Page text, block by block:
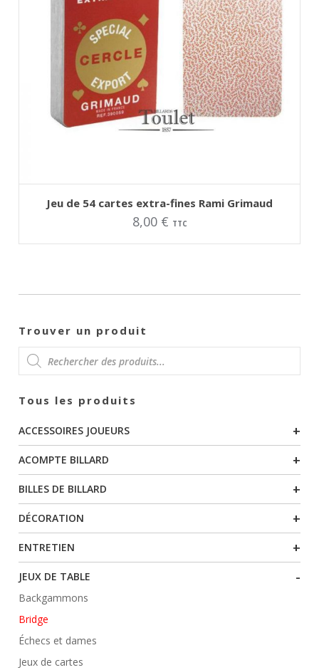
Trouver un produit
RECHERCHE
DE
PRODUITS
Tous les produits
ACCESSOIRES JOUEURS +
ACOMPTE BILLARD +
BILLES DE BILLARD +
DÉCORATION +
ENTRETIEN +
JEUX DE TABLE -
Backgammons
Bridge
Échecs et dames
Jeux de cartes
Ce
a
variations.
choisies
Jeu de 54 cartes extra-fines Rami Grimaud
8,00 € TTC